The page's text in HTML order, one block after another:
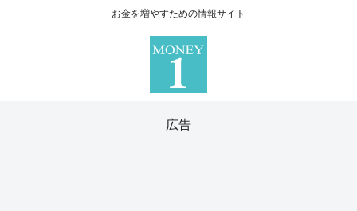
お金を増やすための情報サイト
広告